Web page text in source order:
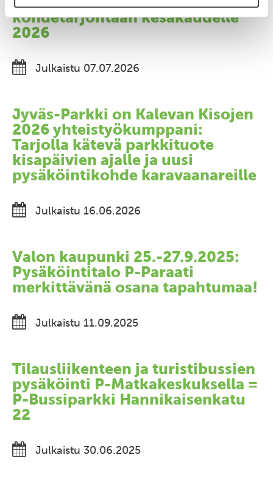
kohdetarjontaan kesäkaudelle
2026
Julkaistu 07.07.2026
Jyväs-Parkki on Kalevan Kisojen
2026 yhteistyökumppani:
Tarjolla kätevä parkkituote
kisapäivien ajalle ja uusi
pysäköintikohde karavaanareille
Julkaistu 16.06.2026
Valon kaupunki 25.-27.9.2025:
Pysäköintitalo P-Paraati
merkittävänä osana tapahtumaa!
Julkaistu 11.09.2025
Tilausliikenteen ja turistibussien
pysäköinti P-Matkakeskuksella =
P-Bussiparkki Hannikaisenkatu
22
Julkaistu 30.06.2025